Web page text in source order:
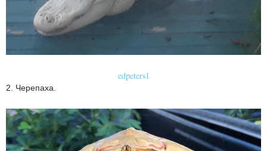
edpeters1
2. Черепаха.